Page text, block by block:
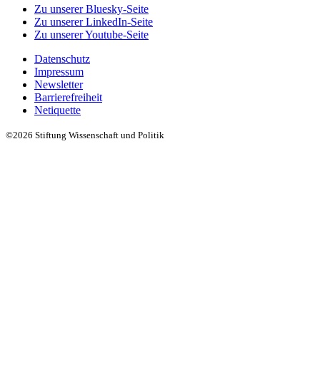
Zu unserer Bluesky-Seite
Zu unserer LinkedIn-Seite
Zu unserer Youtube-Seite
Datenschutz
Impressum
Newsletter
Barrierefreiheit
Netiquette
©2026 Stiftung Wissenschaft und Politik